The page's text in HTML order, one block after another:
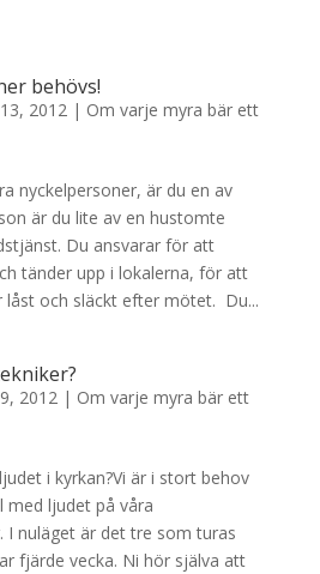
behövs!
2012| Om varje myra bär ett
nyckelpersoner, är du en av
är du lite av en hustomte
Du ansvarar för att
tänder upp i lokalerna, för att
låst och släckt efter mötet. Du...
2012| Om varje myra bär ett
i kyrkan?Vi är i stort behov
med ljudet på våra
I nuläget är det tre som turas
fjärde vecka. Ni hör själva att